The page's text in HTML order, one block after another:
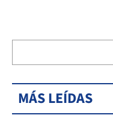
MÁS LEÍDAS